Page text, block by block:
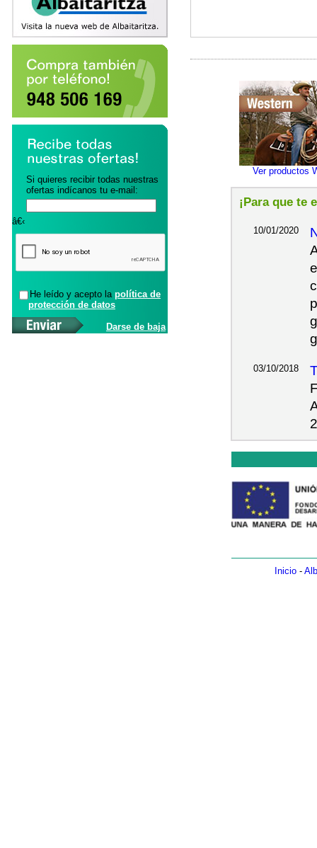
Si quieres recibir todas nuestras
ofertas indícanos tu e-mail:
â€‹
He leído y acepto la política de
protección de datos
Darse de baja
Ver productos
¡Para que te
10/01/2020
03/10/2018
Inicio -